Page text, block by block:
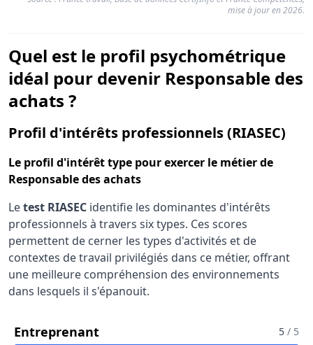
mise à jour en 2026.
Quel est le profil psychométrique
idéal pour devenir Responsable des
achats ?
Profil d'intérêts professionnels (RIASEC)
Le profil d'intérêt type pour exercer le métier de
Responsable des achats
Letest RIASEC identifie les dominantes d'intérêts
professionnels à travers six types. Ces scores
permettent de cerner les types d'activités et de
contextes de travail privilégiés dans ce métier, offrant
une meilleure compréhension des environnements
dans lesquels il s'épanouit.
EntreprenantPour Le Métier De Responsable
5 / 5